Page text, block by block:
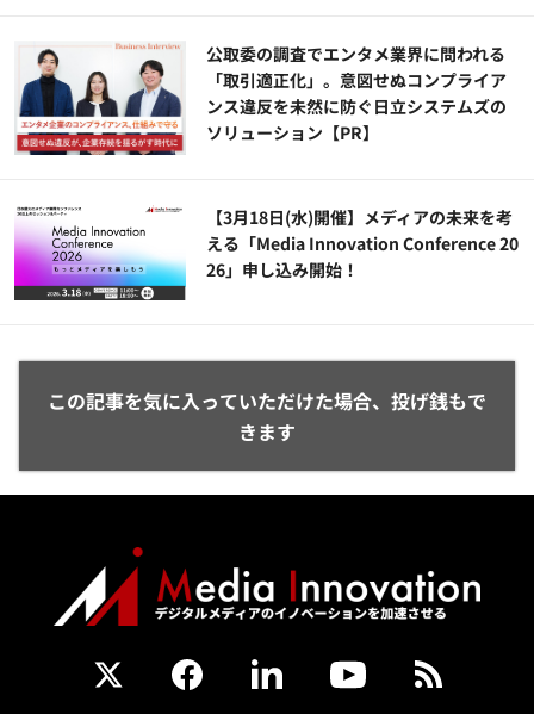
公​​取委の調査でエンタメ業界に問われる
「取引適正化」。意図せぬコンプライア
ンス違反を未然に防ぐ日立システムズの
ソリューション​【PR】
【3月18日(水)開催】メディアの未来を考
える「Media Innovation Conference 20
26」申し込み開始！
この記事を気に入っていただけた場合、投げ銭もで
きます